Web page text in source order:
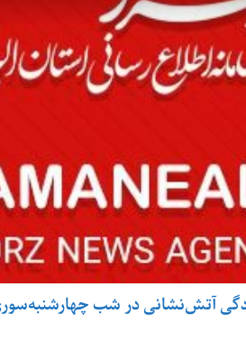
آتش‌نشانی در شب